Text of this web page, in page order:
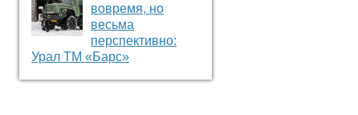
вовремя, но
весьма
перспективно:
Урал ТМ «Барс»